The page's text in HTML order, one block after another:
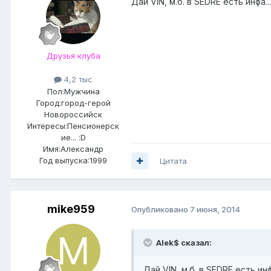
Друзья клуба
4,2 тыс
Пол:Мужчина
Город:город-герой
Новороссийск
Интересы:Пенсионерск
ие... :D
Имя:Александр
Год выпуска:1999
Цитата
mike959 Опубликовано 7 июня, 2014
Alek$ сказал: